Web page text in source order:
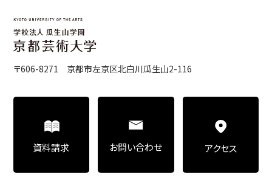
〒606-8271 京都市左京区北白川瓜生山2-116
資料請求 お問い合わせ アクセス